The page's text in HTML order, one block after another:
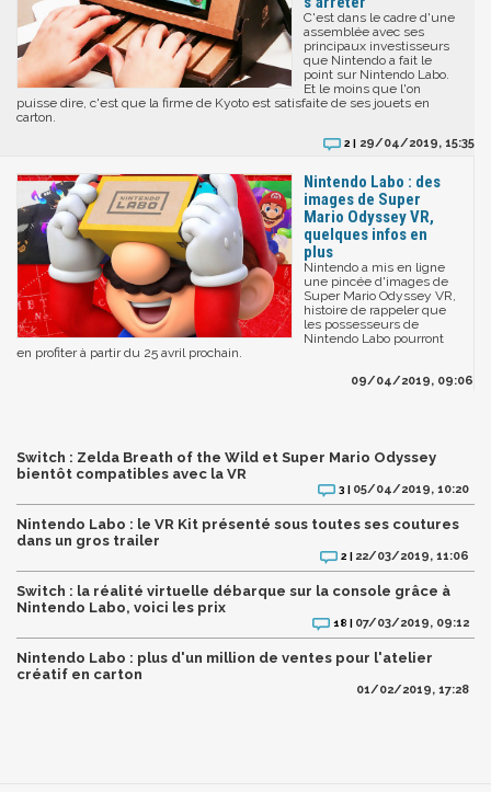
C'est dans le cadre d'une
assemblée avec ses
principaux investisseurs
que Nintendo a fait le
point sur Nintendo Labo.
Et le moins que l'on
puisse dire, c'est que la firme de Kyoto est satisfaite de ses jouets en
carton.
2 | 29/04/2019, 15:35
Nintendo Labo : des
images de Super
Mario Odyssey VR,
quelques infos en
plus
Nintendo a mis en ligne
une pincée d'images de
Super Mario Odyssey VR,
histoire de rappeler que
les possesseurs de
Nintendo Labo pourront
en profiter à partir du 25 avril prochain.
09/04/2019, 09:06
Switch : Zelda Breath of the Wild et Super Mario Odyssey
bientôt compatibles avec la VR
3 | 05/04/2019, 10:20
Nintendo Labo : le VR Kit présenté sous toutes ses coutures
dans un gros trailer
2 | 22/03/2019, 11:06
Switch : la réalité virtuelle débarque sur la console grâce à
Nintendo Labo, voici les prix
18 | 07/03/2019, 09:12
Nintendo Labo : plus d'un million de ventes pour l'atelier
créatif en carton
01/02/2019, 17:28